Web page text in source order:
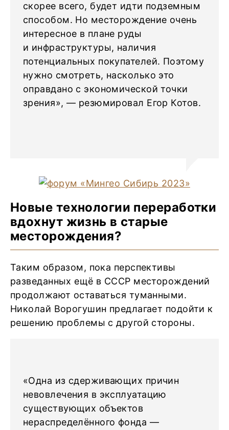
скорее всего, будет идти подземным
способом. Но месторождение очень
интересное в плане руды
и инфраструктуры, наличия
потенциальных покупателей. Поэтому
нужно смотреть, насколько это
оправдано с экономической точки
зрения», — резюмировал Егор Котов.
Новые технологии переработки
вдохнут жизнь в старые
месторождения?
Таким образом, пока перспективы
разведанных ещё в СССР месторождений
продолжают оставаться туманными.
Николай Ворогушин предлагает подойти к
решению проблемы с другой стороны.
«Одна из сдерживающих причин
невовлечения в эксплуатацию
существующих объектов
нераспределённого фонда —